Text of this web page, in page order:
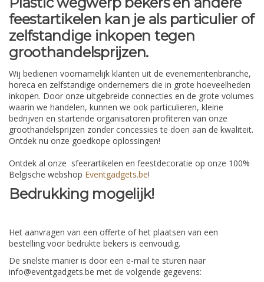
feestartikelen kan je als particulier of
zelfstandige inkopen tegen
groothandelsprijzen.
Wij bedienen voornamelijk klanten uit de evenementenbranche,
horeca en zelfstandige ondernemers die in grote hoeveelheden
inkopen. Door onze uitgebreide connecties en de grote volumes
waarin we handelen, kunnen we ook particulieren, kleine
bedrijven en startende organisatoren profiteren van onze
groothandelsprijzen zonder concessies te doen aan de kwaliteit.
Ontdek nu onze goedkope oplossingen!
Ontdek al onze sfeerartikelen en feestdecoratie op onze 100%
Belgische webshop Eventgadgets.be!
Bedrukking mogelijk!
Het aanvragen van een offerte of het plaatsen van een
bestelling voor bedrukte bekers is eenvoudig.
De snelste manier is door een e-mail te sturen naar
info@eventgadgets.be met de volgende gegevens: